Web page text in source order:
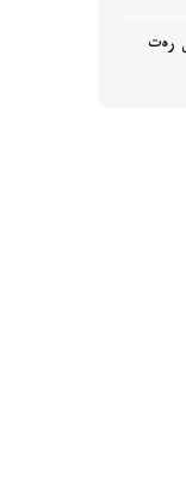
رەت